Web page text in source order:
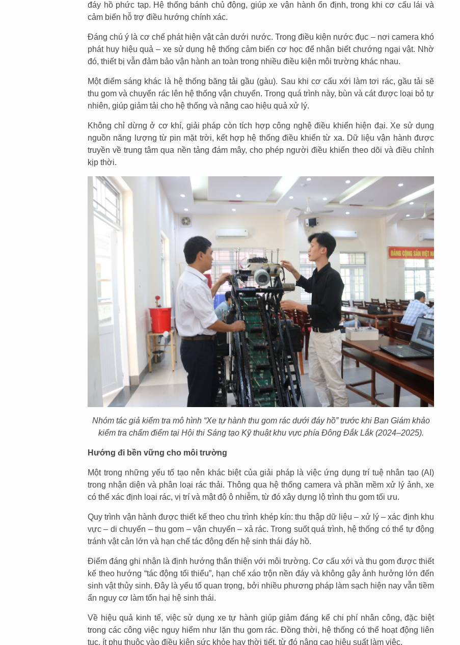
đáy hồ phức tạp. Hệ thống bánh chủ động, giúp xe vận hành ổn định, trong khi cơ cấu lái và
cảm biến hỗ trợ điều hướng chính xác.
Đáng chú ý là cơ chế phát hiện vật cản dưới nước. Trong điều kiện nước đục – nơi camera khó
phát huy hiệu quả – xe sử dụng hệ thống cảm biến cơ học để nhận biết chướng ngại vật. Nhờ
đó, thiết bị vẫn đảm bảo vận hành an toàn trong nhiều điều kiện môi trường khác nhau.
Một điểm sáng khác là hệ thống băng tải gầu (gàu). Sau khi cơ cấu xới làm tơi rác, gầu tải sẽ
thu gom và chuyển rác lên hệ thống vận chuyển. Trong quá trình này, bùn và cát được loại bỏ tự
nhiên, giúp giảm tải cho hệ thống và nâng cao hiệu quả xử lý.
Không chỉ dừng ở cơ khí, giải pháp còn tích hợp công nghệ điều khiển hiện đại. Xe sử dụng
nguồn năng lượng từ pin mặt trời, kết hợp hệ thống điều khiển từ xa. Dữ liệu vận hành được
truyền về trung tâm qua nền tảng đám mây, cho phép người điều khiển theo dõi và điều chỉnh
kịp thời.
Nhóm tác giả kiểm tra mô hình “Xe tự hành thu gom rác dưới đáy hồ” trước khi Ban Giám khảo
kiểm tra chấm điểm tại Hội thi Sáng tạo Kỹ thuật khu vực phía Đông Đắk Lắk (2024–2025).
Hướng đi bền vững cho môi trường
Một trong những yếu tố tạo nên khác biệt của giải pháp là việc ứng dụng trí tuệ nhân tạo (AI)
trong nhận diện và phân loại rác thải. Thông qua hệ thống camera và phần mềm xử lý ảnh, xe
có thể xác định loại rác, vị trí và mật độ ô nhiễm, từ đó xây dựng lộ trình thu gom tối ưu.
Quy trình vận hành được thiết kế theo chu trình khép kín: thu thập dữ liệu – xử lý – xác định khu
vực – di chuyển – thu gom – vận chuyển – xả rác. Trong suốt quá trình, hệ thống có thể tự động
tránh vật cản lớn và hạn chế tác động đến hệ sinh thái đáy hồ.
Điểm đáng ghi nhận là định hướng thân thiện với môi trường. Cơ cấu xới và thu gom được thiết
kế theo hướng “tác động tối thiểu”, hạn chế xáo trộn nền đáy và không gây ảnh hưởng lớn đến
sinh vật thủy sinh. Đây là yếu tố quan trọng, bởi nhiều phương pháp làm sạch hiện nay vẫn tiềm
ẩn nguy cơ làm tổn hại hệ sinh thái.
Về hiệu quả kinh tế, việc sử dụng xe tự hành giúp giảm đáng kể chi phí nhân công, đặc biệt
trong các công việc nguy hiểm như lặn thu gom rác. Đồng thời, hệ thống có thể hoạt động liên
tục, ít phụ thuộc vào điều kiện sức khỏe hay thời tiết, từ đó nâng cao hiệu suất làm việc.